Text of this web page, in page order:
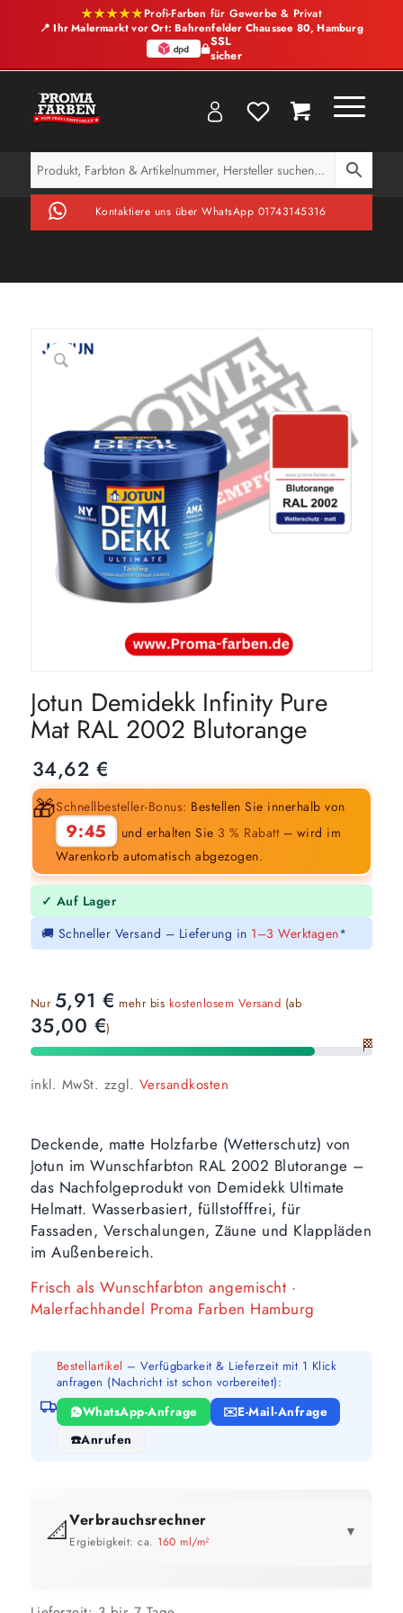
★★★★★Profi-Farben für Gewerbe & Privat
📍 Ihr Malermarkt vor Ort: Bahrenfelder Chaussee 80, Hamburg
SSL
sicher
Kontaktiere uns über WhatsApp 01743145316
Jotun Demidekk Infinity Pure
Mat RAL 2002 Blutorange
34,62 €
🎁Schnellbesteller-Bonus: Bestellen Sie innerhalb von
9:44 und erhalten Sie 3 % Rabatt– wird im
Warenkorb automatisch abgezogen.
✓ Auf Lager
🚚 Schneller Versand – Lieferung in 1–3 Werktagen*
Nur 5,91€ mehr bis kostenlosem Versand (ab
35,00 €)
🏁
inkl. MwSt. zzgl. Versandkosten
Deckende, matte Holzfarbe (Wetterschutz) von
Jotun im Wunschfarbton RAL 2002 Blutorange –
das Nachfolgeprodukt von Demidekk Ultimate
Helmatt. Wasserbasiert, füllstofffrei, für
Fassaden, Verschalungen, Zäune und Klappläden
im Außenbereich.
Frisch als Wunschfarbton angemischt ·
Malerfachhandel Proma Farben Hamburg
Bestellartikel – Verfügbarkeit & Lieferzeit mit 1 Klick
anfragen (Nachricht ist schon vorbereitet):
WhatsApp-Anfrage
E-Mail-Anfrage
Anrufen
📐Verbrauchsrechner
Ergiebigkeit: ca. 160 ml/m²
▼